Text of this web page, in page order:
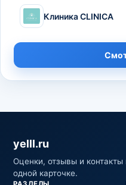
Клиника CLINICA
yelll.ru
Оценки, отзывы и
одной карточке.